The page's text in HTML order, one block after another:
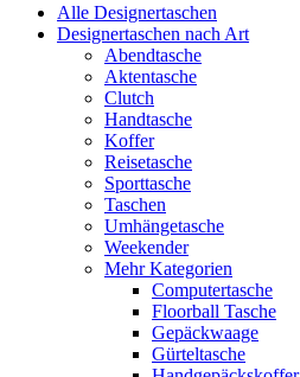
Alle Designertaschen
Designertaschen nach Art
Abendtasche
Aktentasche
Clutch
Handtasche
Koffer
Reisetasche
Sporttasche
Taschen
Umhängetasche
Weekender
Mehr Kategorien
Computertasche
Floorball Tasche
Gepäckwaage
Gürteltasche